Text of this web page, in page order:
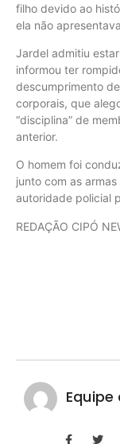
filho devido ao
ela não
Jardel admitiu
informou ter
descumprimento
corporais, que
“disciplina” de
anterior.
O homem foi
junto com as
autoridade policial
REDAÇÃO CIPÓ